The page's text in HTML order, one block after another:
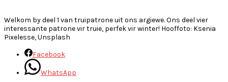
Welkom by deel 1 van truipatrone uit ons argiewe. Ons deel vier
interessante patrone vir truie, perfek vir winter! Hooffoto: Ksenia
Pixelesse, Unsplash
Facebook
WhatsApp